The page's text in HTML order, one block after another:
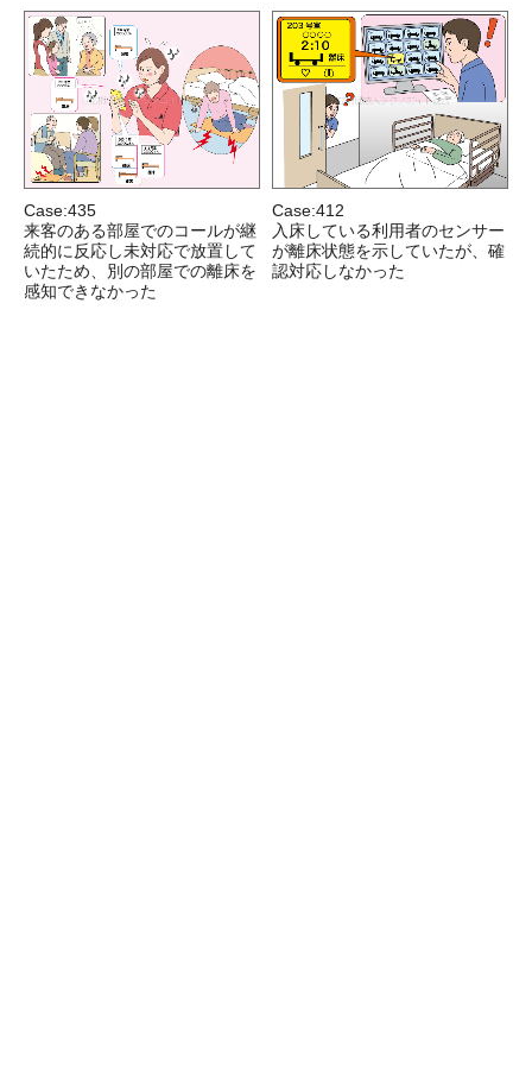
Case:435
来客のある部屋でのコールが継
続的に反応し未対応で放置して
いたため、別の部屋での離床を
感知できなかった
Case:412
入床している利用者のセンサー
が離床状態を示していたが、確
認対応しなかった